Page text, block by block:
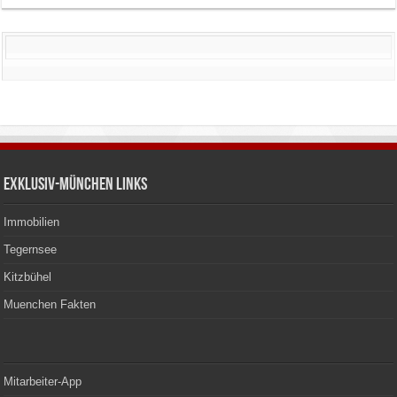
Exklusiv-München Links
Immobilien
Tegernsee
Kitzbühel
Muenchen Fakten
Mitarbeiter-App